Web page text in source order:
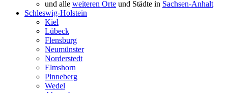
und alle weiteren Orte und Städte in Sachsen-Anhalt
Schleswig-Holstein
Kiel
Lübeck
Flensburg
Neumünster
Norderstedt
Elmshorn
Pinneberg
Wedel